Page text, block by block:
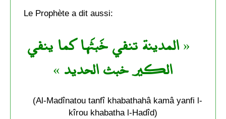
Le Prophète a dit aussi:
«المدينة تنفي خَبثَها كما ينفي
الكير خبث الحديد»
(Al-Madînatou tanfî khabathahâ kamâ yanfi l-
kîrou khabatha l-Hadîd)